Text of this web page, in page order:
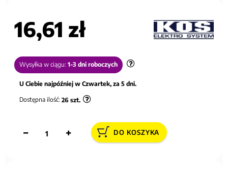
16,61 zł
Wysyłka w ciągu: 1-3 dni roboczych
U Ciebie najpóźniej w Czwartek, za 5 dni.
Dostępna ilość: 26 szt.
DO KOSZYKA